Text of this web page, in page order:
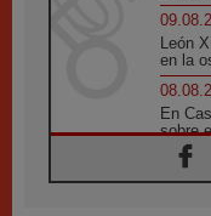
León
en la
En
sobre
En